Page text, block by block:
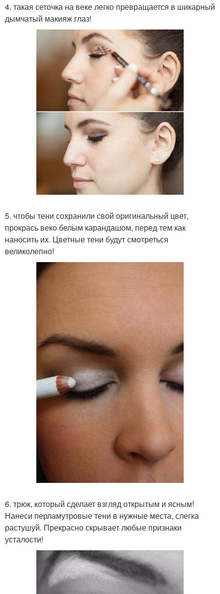
4. такая сеточка на веке легко превращается в шикарный
дымчатый макияж глаз!
5. чтобы тени сохранили свой оригинальный цвет,
прокрась веко белым карандашом, перед тем как
наносить их. Цветные тени будут смотреться
великолепно!
6. трюк, который сделает взгляд открытым и ясным!
Нанеси перламутровые тени в нужные места, слегка
растушуй. Прекрасно скрывает любые признаки
усталости!